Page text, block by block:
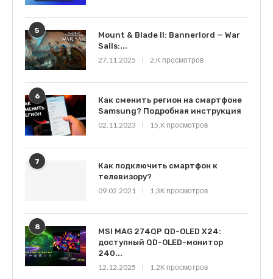
5
Mount & Blade II: Bannerlord — War
Sails:...
27.11.2025
2,K просмотров
6
Как сменить регион на смартфоне
Samsung? Подробная инструкция
02.11.2023
15,K просмотров
7
Как подключить смартфон к
телевизору?
09.02.2021
1,3K просмотров
8
MSI MAG 274QP QD-OLED X24:
доступный QD-OLED-монитор
240...
12.12.2025
1,2K просмотров